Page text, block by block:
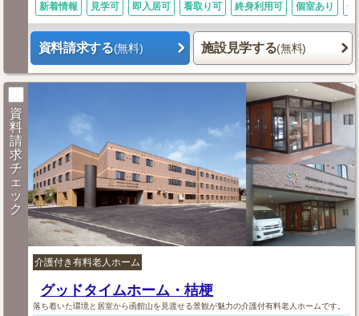
新着情報 見学可 即入居可 看取り可 終身利用可 個室あり 体
資料請求する(無料) 施設見学する(無料)
資
料
請
求
チ
ェ
ッ
ク
介護付き有料老人ホーム
グッドタイムホーム・桔梗
落ち着いた環境と居室から函館山を見渡せる景観が魅力の介護付有料老人ホームです。